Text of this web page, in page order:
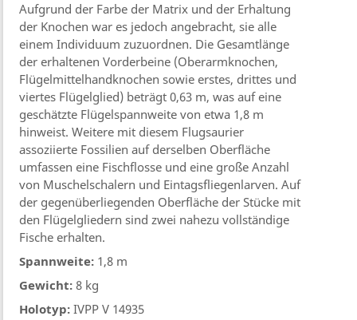
Aufgrund der Farbe der Matrix und der Erhaltung
der Knochen war es jedoch angebracht, sie alle
einem Individuum zuzuordnen. Die Gesamtlänge
der erhaltenen Vorderbeine (Oberarmknochen,
Flügelmittelhandknochen sowie erstes, drittes und
viertes Flügelglied) beträgt 0,63 m, was auf eine
geschätzte Flügelspannweite von etwa 1,8 m
hinweist. Weitere mit diesem Flugsaurier
assoziierte Fossilien auf derselben Oberfläche
umfassen eine Fischflosse und eine große Anzahl
von Muschelschalern und Eintagsfliegenlarven. Auf
der gegenüberliegenden Oberfläche der Stücke mit
den Flügelgliedern sind zwei nahezu vollständige
Fische erhalten.
Spannweite: 1,8 m
Gewicht: 8 kg
Holotyp: IVPP V 14935